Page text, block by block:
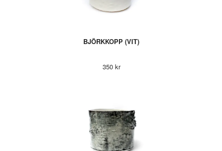
BJÖRKKOPP (VIT)
350 kr